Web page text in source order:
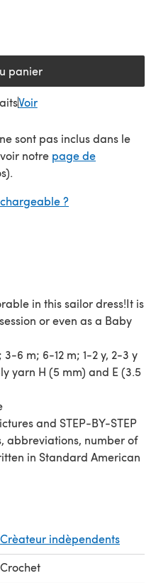
panier
Voir
sont pas inclus dans le
notre page de
nouvel onglet)
?
in this sailor dress!It is
or even as a Baby
6 m; 6-12 m; 1-2 y, 2-3 y
yarn H (5 mm) and E (3.5
and STEP-BY-STEP
abbreviations, number of
in Standard American
Crèateur indèpendents
Crochet